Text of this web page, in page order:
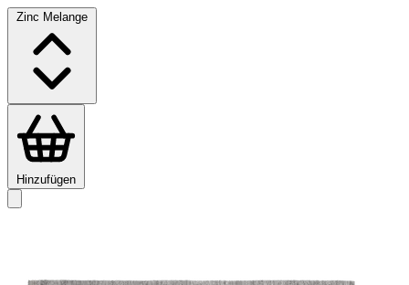
Zinc Melange
Hinzufügen